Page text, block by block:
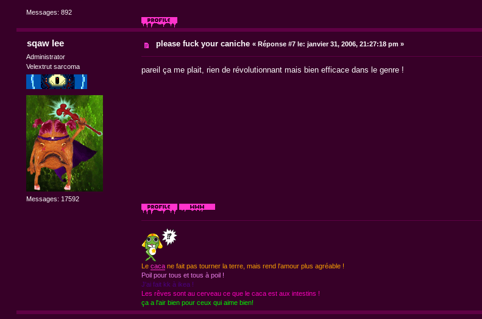
Messages: 892
sqaw lee
Administrator
Velextrut sarcoma
Messages: 17592
please fuck your caniche « Réponse #7 le: janvier 31, 2006, 21:27:18 pm »
pareil ça me plait, rien de révolutionnant mais bien efficace dans le genre !
Le cacane fait pas tourner la terre, mais rend l'amour plus agréable !
Poil pour tous et tous à poil !
J'ai fait kk à ikea !
Les rêves sont au cerveau ce que le caca est aux intestins !
ça a l'air bien pour ceux qui aime bien!